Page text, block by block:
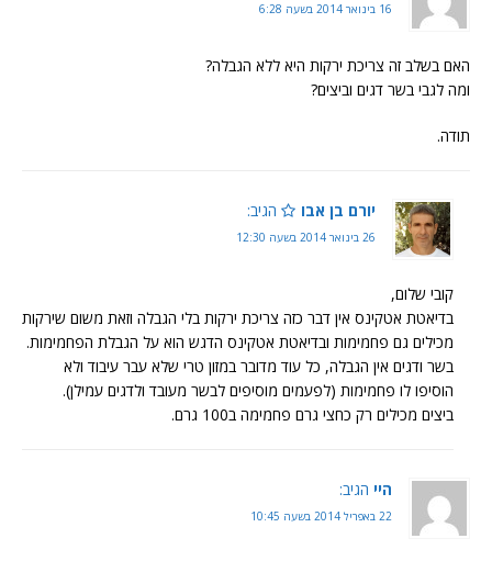
16 בינואר 2014 בשעה 6:28
האם בשלב זה צריכת ירקות היא ללא הגבלה?
ומה לגבי בשר דגים וביצים?
תודה.
יורם בן אבו הגיב:
26 בינואר 2014 בשעה 12:30
קובי שלום,
בדיאטת אטקינס אין דבר כזה צריכת ירקות בלי הגבלה וזאת משום שירקות
מכילים גם פחמימות ובדיאטת אטקינס הדגש הוא על הגבלת הפחמימות.
בשר ודגים אין הגבלה, כל עוד מדובר במזון טרי שלא עבר עיבוד ולא
הוסיפו לו פחמימות (לפעמים מוסיפים לבשר מעובד ולדגים עמילן).
ביצים מכילים רק כחצי גרם פחמימה ב100 גרם.
היי הגיב:
22 באפריל 2014 בשעה 10:45